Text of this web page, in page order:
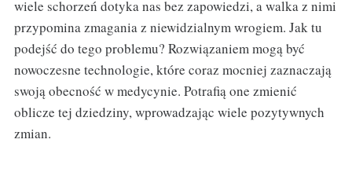
wiele schorzeń dotyka nas bez zapowiedzi, a walka z nimi
przypomina zmagania z niewidzialnym wrogiem. Jak tu
podejść do tego problemu? Rozwiązaniem mogą być
nowoczesne technologie, które coraz mocniej zaznaczają
swoją obecność w medycynie. Potrafią one zmienić
oblicze tej dziedziny, wprowadzając wiele pozytywnych
zmian.